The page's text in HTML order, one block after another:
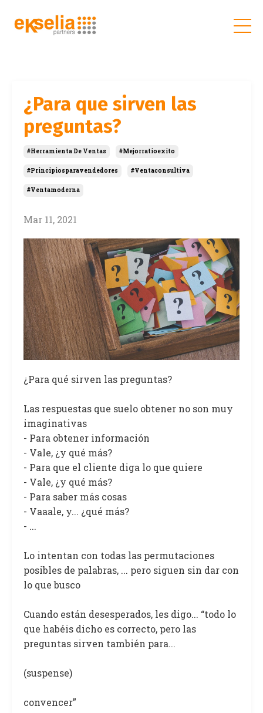
¿Para que sirven las
preguntas?
#herramienta De Ventas #mejorratioexito
#principiosparavendedores #ventaconsultiva
#ventamoderna
Mar 11, 2021
¿Para qué sirven las preguntas?
Las respuestas que suelo obtener no son muy
imaginativas
- Para obtener información
- Vale, ¿y qué más?
- Para que el cliente diga lo que quiere
- Vale, ¿y qué más?
- Para saber más cosas
- Vaaale, y... ¿qué más?
- ...
Lo intentan con todas las permutaciones
posibles de palabras, ... pero siguen sin dar con
lo que busco
Cuando están desesperados, les digo... “todo lo
que habéis dicho es correcto, pero las
preguntas sirven también para...
(suspense)
convencer”